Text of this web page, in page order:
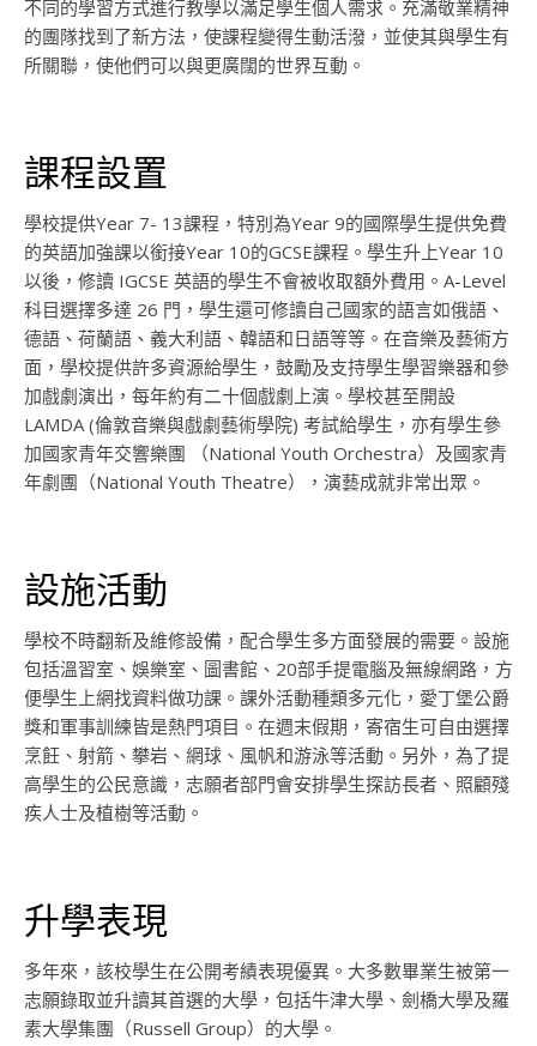
不同的學習方式進行教學以滿足學生個人需求。充滿敬業精神
的團隊找到了新方法，使課程變得生動活潑，並使其與學生有
所關聯，使他們可以與更廣闊的世界互動。
課程設置
學校提供Year 7- 13課程，特別為Year 9的國際學生提供免費
的英語加強課以銜接Year 10的GCSE課程。學生升上Year 10
以後，修讀 IGCSE 英語的學生不會被收取額外費用。A-Level
科目選擇多達 26 門，學生還可修讀自己國家的語言如俄語、
德語、荷蘭語、義大利語、韓語和日語等等。在音樂及藝術方
面，學校提供許多資源給學生，鼓勵及支持學生學習樂器和參
加戲劇演出，每年約有二十個戲劇上演。學校甚至開設
LAMDA (倫敦音樂與戲劇藝術學院) 考試給學生，亦有學生參
加國家青年交響樂團 （National Youth Orchestra）及國家青
年劇團（National Youth Theatre），演藝成就非常出眾。
設施活動
學校不時翻新及維修設備，配合學生多方面發展的需要。設施
包括溫習室、娛樂室、圖書館、20部手提電腦及無線網路，方
便學生上網找資料做功課。課外活動種類多元化，愛丁堡公爵
獎和軍事訓練皆是熱門項目。在週末假期，寄宿生可自由選擇
烹飪、射箭、攀岩、網球、風帆和游泳等活動。另外，為了提
高學生的公民意識，志願者部門會安排學生探訪長者、照顧殘
疾人士及植樹等活動。
升學表現
多年來，該校學生在公開考績表現優異。大多數畢業生被第一
志願錄取並升讀其首選的大學，包括牛津大學、劍橋大學及羅
素大學集團（Russell Group）的大學。